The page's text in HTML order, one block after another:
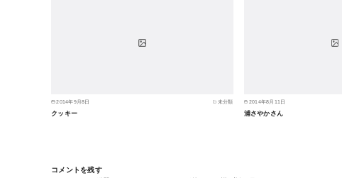
2014年9月8日 未分類
クッキー
2014年8月11日
浦さやかさん
コメントを残す